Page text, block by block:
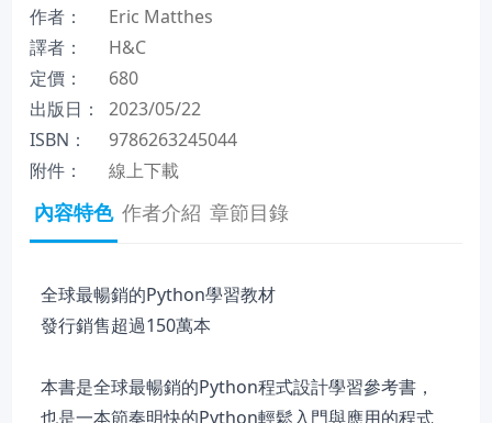
作者：
Eric Matthes
譯者：
H&C
定價：
680
出版日：
2023/05/22
ISBN：
9786263245044
附件：
線上下載
內容特色 作者介紹 章節目錄
全球最暢銷的Python學習教材
發行銷售超過150萬本
本書是全球最暢銷的Python程式設計學習參考書，
也是一本節奏明快的Python輕鬆入門與應用的程式